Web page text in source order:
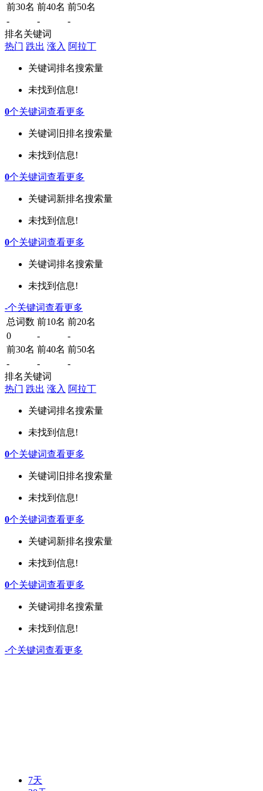
前30名 前40名 前50名
-
-
-
排名关键词
热门 跌出 涨入 阿拉丁
关键词排名搜索量
未找到信息!
0个关键词查看更多
关键词 旧排名搜索量
未找到信息!
0个关键词查看更多
关键词新排名搜索量
未找到信息!
0个关键词查看更多
关键词排名搜索量
未找到信息!
-个关键词查看更多
总词数 前10名 前20名
0
-
-
前30名 前40名 前50名
-
-
-
排名关键词
热门 跌出 涨入 阿拉丁
关键词排名搜索量
未找到信息!
0个关键词查看更多
关键词 旧排名搜索量
未找到信息!
0个关键词查看更多
关键词新排名搜索量
未找到信息!
0个关键词查看更多
关键词排名搜索量
未找到信息!
-个关键词查看更多
7天